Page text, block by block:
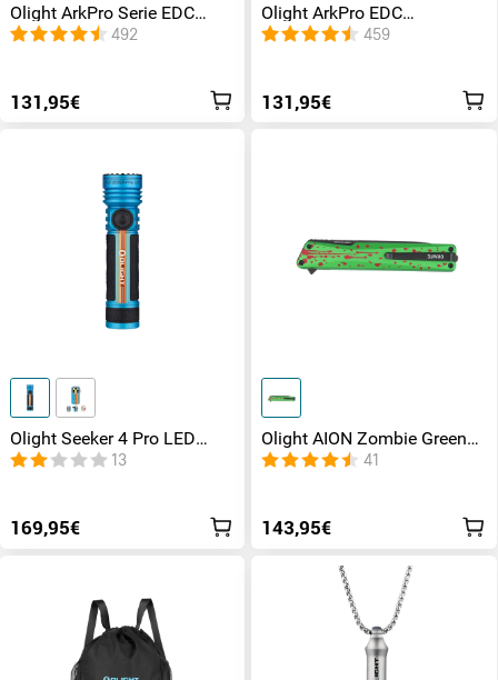
Olight ArkPro Serie EDC
Taschenlampe mit UV Licht
Laser und Weißlicht
492
131,95€
Olight ArkPro EDC
Taschenlampe mit UV Licht
Laser und Weißlicht
459
131,95€
Olight Seeker 4 Pro LED
Taschenlampe Roadster
13
169,95€
Olight AION Zombie Green
Taschenmesser
41
143,95€